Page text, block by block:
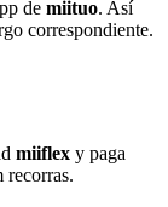
de miituo. Así
correspondiente.
miiflex y paga
recorras.